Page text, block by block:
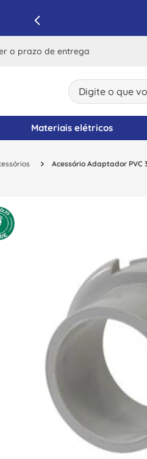
o prazo de entrega
Digite o que
Materiais elétricos
Acessório Adaptador PVC
1º disjuntor
2 cabo flexivel
fita isolante
caixa passagem
10º disjuntor motor